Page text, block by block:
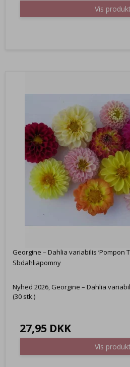
Vis produkt
Georgine – Dahlia variabilis ‘Pompon
Sbdahliapomny
Nyhed 2026, Georgine – Dahlia
(30 stk.)
27,95 DKK
Vis produkt